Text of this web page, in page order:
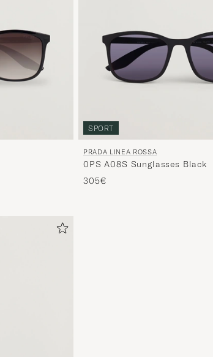
SPORT
PRADA LINEA ROSSA
0PS A08S Sunglasses Black
305€